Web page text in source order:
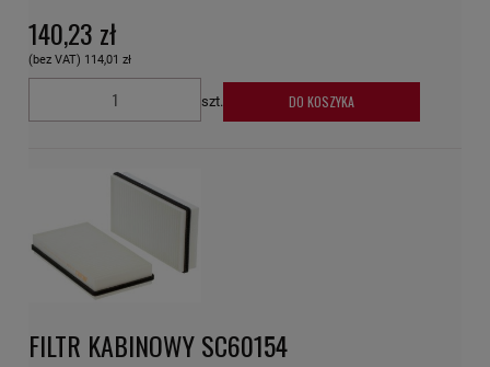
140,23 zł
(bez VAT) 114,01 zł
szt. DO KOSZYKA
FILTR KABINOWY SC60154